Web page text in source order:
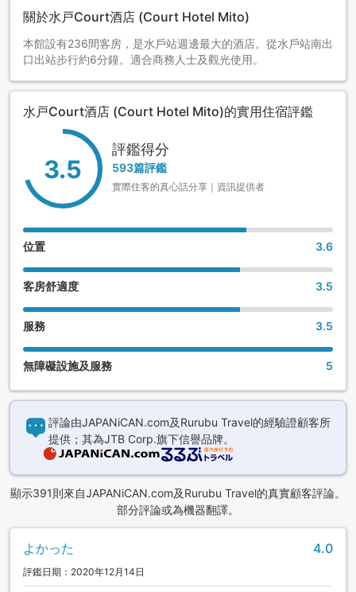
關於水戸Court酒店 (Court Hotel Mito)
本館設有236間客房，是水戶站週邊最大的酒店。從水戶站南出
口出站步行約6分鐘。適合商務人士及觀光使用。
水戸Court酒店 (Court Hotel Mito)的實用住宿評鑑
3.5
評鑑得分
593篇評鑑
實際住客的真心話分享｜資訊提供者
位置 3.6
客房舒適度 3.5
服務 3.5
無障礙設施及服務 5
評論由JAPANiCAN.com及Rurubu Travel的經驗證顧客所
提供；其為JTB Corp.旗下信譽品牌。
顯示391則來自JAPANiCAN.com及Rurubu Travel的真實顧客評論。
部分評論或為機器翻譯。
よかった 4.0
評鑑日期：2020年12月14日